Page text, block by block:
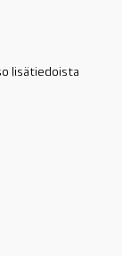
lisätiedoista